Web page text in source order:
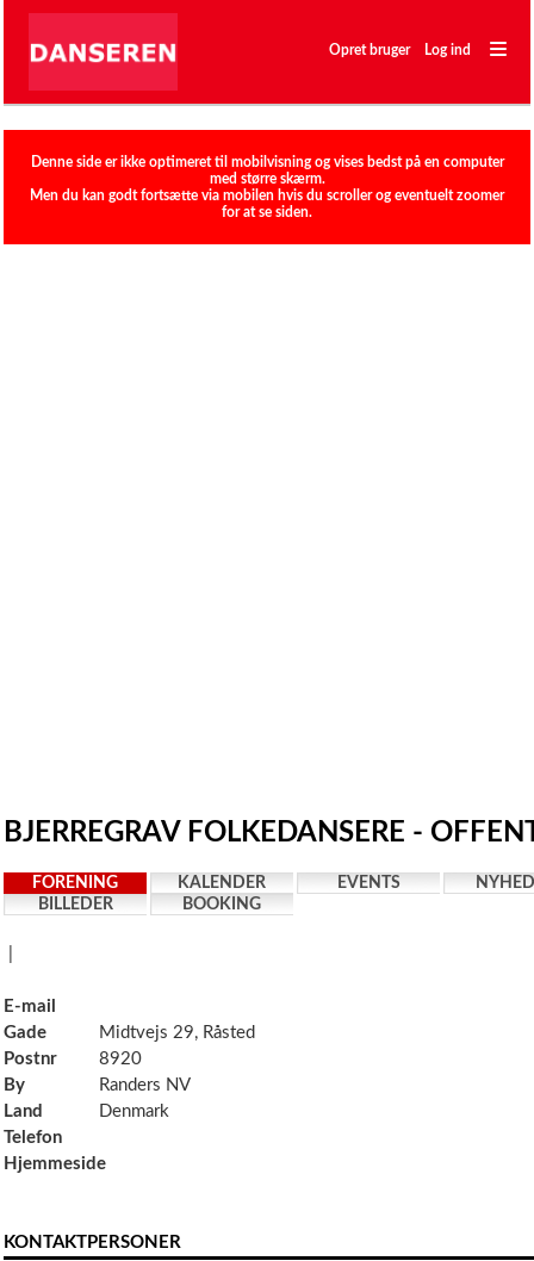
―
―
―
Opret bruger Log ind
Denne side er ikke optimeret til mobilvisning og vises bedst på en computer
med større skærm.
Men du kan godt fortsætte via mobilen hvis du scroller og eventuelt zoomer
for at se siden.
BJERREGRAV FOLKEDANSERE -
FORENING KALENDER EVENTS
BILLEDER
BOOKING
E-mail
Gade
Midtvejs 29, Råsted
Postnr
8920
By
Randers NV
Land
Denmark
Telefon
Hjemmeside
KONTAKTPERSONER